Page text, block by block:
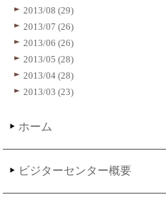
2013/08 (29)
2013/07 (26)
2013/06 (26)
2013/05 (28)
2013/04 (28)
2013/03 (23)
ホーム
ビジターセンター概要